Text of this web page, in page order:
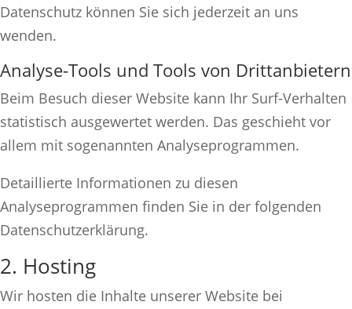
Datenschutz können Sie sich jederzeit an uns
wenden.
Analyse-Tools und Tools von Dritt­anbietern
Beim Besuch dieser Website kann Ihr Surf-Verhalten
statistisch ausgewertet werden. Das geschieht vor
allem mit sogenannten Analyseprogrammen.
Detaillierte Informationen zu diesen
Analyseprogrammen finden Sie in der folgenden
Datenschutzerklärung.
2. Hosting
Wir hosten die Inhalte unserer Website bei